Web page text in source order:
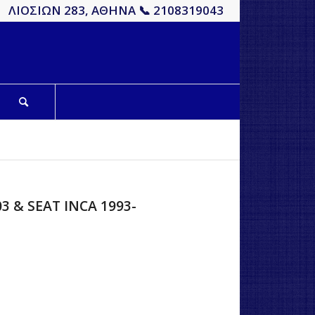
ΛΙΟΣΙΩΝ 283, ΑΘΗΝΑ 📞 2108319043
SEAT INCA 1993-